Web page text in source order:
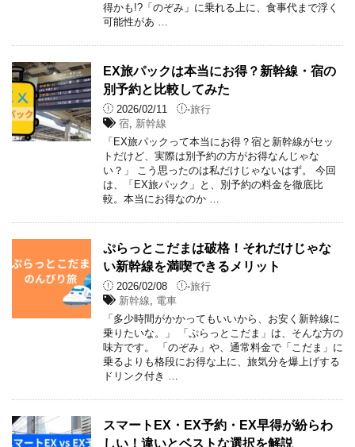
得かも!?「のぞみ」に乗れる上に、食事代まで浮く
可能性があ …
EX旅パックは本当にお得？新幹線・宿の
別予約と比較してみた
2026/02/11 -旅行
宿 新幹線
「EX旅パックって本当にお得？宿と新幹線がセッ
トだけど、実際は別予約の方がお得なんじゃな
い？」 こう思ったのは私だけじゃないはず。 今回
は、「EX旅パック」と、別予約の料金を徹底比
較。本当にお得なのか …
ぷらっとこだまは破格！それだけじゃな
い新幹線を満喫できるメリット
2026/02/08 -旅行
新幹線
電車
「多少時間がかかってもいいから、お安く新幹線に
乗りたいな。」 「ぷらっとこだま」は、そんな方の
味方です。 「のぞみ」や、通常料金で「こだま」に
乗るよりも格段にお得な上に、旅気分を爆上げする
ドリンク付き …
スマートEX・EX予約・EX早得が紛らわ
しい！違いとベストな選択を解説